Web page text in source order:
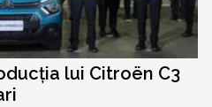
lui Citroën C3